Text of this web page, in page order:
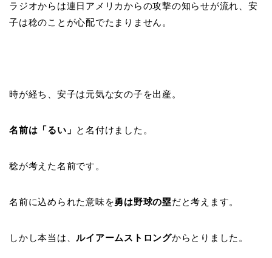
ラジオからは連日アメリカからの攻撃の知らせが流れ、安
子は稔のことが心配でたまりません。
時が経ち、安子は元気な女の子を出産。
名前は「るい」 と名付けました。
稔が考えた名前です。
名前に込められた意味を勇は野球の塁だと考えます。
しかし本当は、 ルイアームストロングからとりました。